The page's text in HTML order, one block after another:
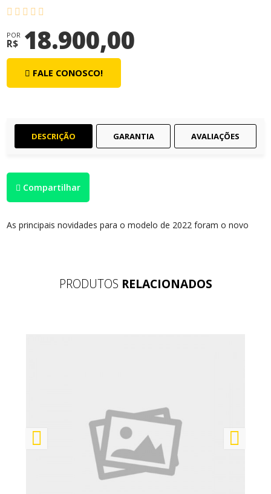
POR
R$ 18.900,00
FALE CONOSCO!
DESCRIÇÃO GARANTIA AVALIAÇÕES
Compartilhar
As principais novidades para o modelo de 2022 foram o novo
PRODUTOS RELACIONADOS